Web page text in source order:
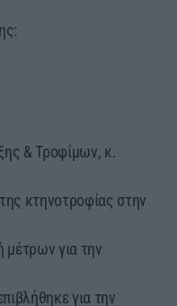
& Τροφίμων, κ.
κτηνοτροφίας στην
μέτρων για την
για την